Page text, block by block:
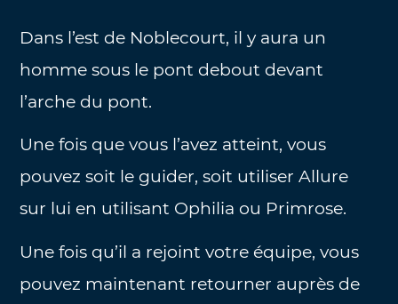
Dans l’est de Noblecourt, il y aura un
homme sous le pont debout devant
l’arche du pont.
Une fois que vous l’avez atteint, vous
pouvez soit le guider, soit utiliser Allure
sur lui en utilisant Ophilia ou Primrose.
Une fois qu’il a rejoint votre équipe, vous
pouvez maintenant retourner auprès de